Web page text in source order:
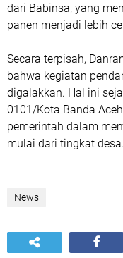
dari Babinsa, yang
panen menjadi lebih
Secara terpisah,
bahwa kegiatan
digalakkan. Hal ini
0101/Kota Banda
pemerintah dalam
mulai dari tingkat desa.
News